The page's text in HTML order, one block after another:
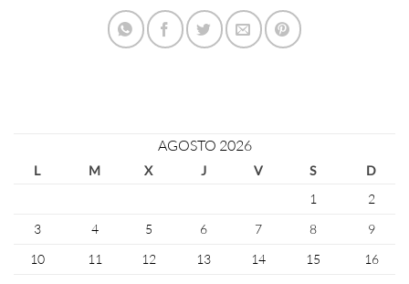
AGOSTO 2026
L M X J V S
D
1
2
3
4 5 6 7 8
9
10
11 12 13 14 15
16